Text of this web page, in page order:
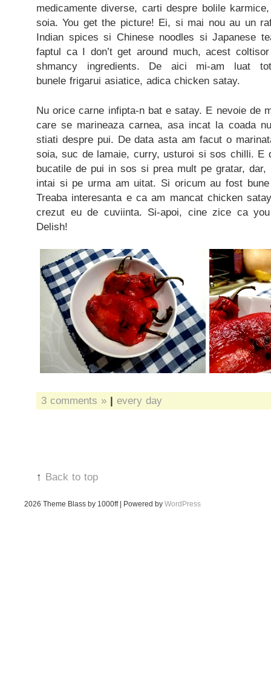
medicamente diverse, carti despre bolile
soia. You get the picture! Ei, si mai nou au un
Indian spices si Chinese noodles si Japanese
faptul ca I don’t get around much, acest
shmancy ingredients. De aici mi-am luat
bunele frigarui asiatice, adica chicken satay.
Nu orice carne infipta-n bat e satay. E nevoie de
care se marineaza carnea, asa incat la coada
stiati despre pui. De data asta am facut o
soia, suc de lamaie, curry, usturoi si sos chilli. E
bucatile de pui in sos si prea mult pe gratar,
intai si pe urma am uitat. Si oricum au fost
Treaba interesanta e ca am mancat chicken
crezut eu de cuviinta. Si-apoi, cine zice ca
Delish!
3 comments » | every day
↑ Back to top
2026 Theme Blass by 1000ff | Powered by WordPress